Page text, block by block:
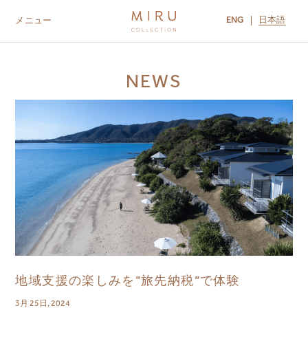
メニュー ENG 日本語
MIRU KYOTO MIRU AMAMI
NEWS
地域支援の楽しみを”旅先納税”で体験
3月 25日, 2024